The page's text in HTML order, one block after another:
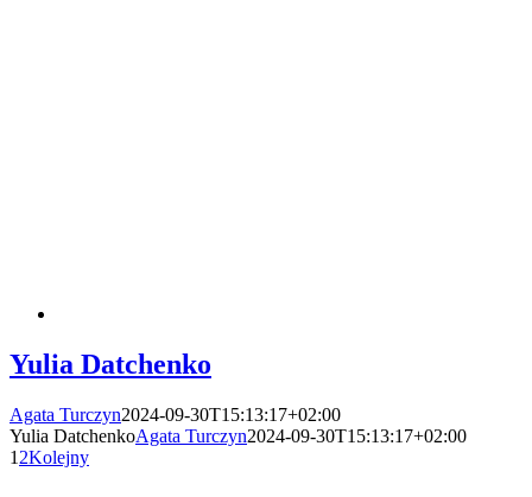
Yulia Datchenko
Agata Turczyn2024-09-30T15:13:17+02:00
Yulia DatchenkoAgata Turczyn2024-09-30T15:13:17+02:00
1 2Kolejny